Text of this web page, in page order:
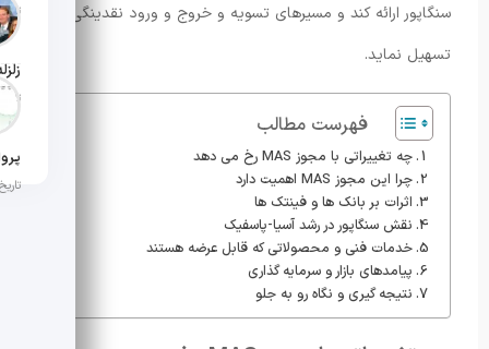
تاریخ
تاریخ
تاریخ
سنگاپور ارائه کند و مسیرهای تسویه و خروج و ورود نقدینگی را
تسهیل نماید.
فهرست مطالب
چه تغییراتی با مجوز MAS رخ می دهد
چرا این مجوز MAS اهمیت دارد
اثرات بر بانک ها و فینتک ها
نقش سنگاپور در رشد آسیا-پاسفیک
خدمات فنی و محصولاتی که قابل عرضه هستند
پیامدهای بازار و سرمایه گذاری
نتیجه گیری و نگاه رو به جلو